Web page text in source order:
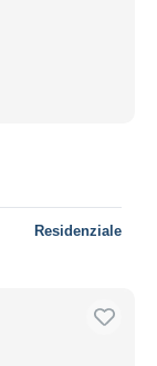
Residenziale